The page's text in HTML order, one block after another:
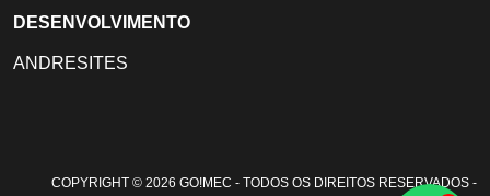
DESENVOLVIMENTO
ANDRESITES
COPYRIGHT © 2026 GO!MEC - TODOS OS DIREITOS RESERVADOS -